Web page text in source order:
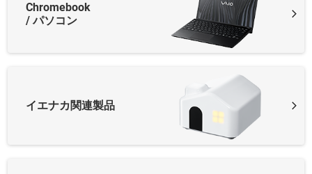
Chromebook
/ パソコン
イエナカ関連製品